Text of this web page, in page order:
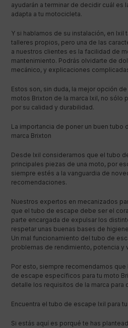
ayudarán a terminar de decidir cuál es
adapta a tu motocicleta.
Y si hablamos de su instalación, en
talleres propios, pero una de las
a nuestros clientes es la facilidad de
mantenimiento. Podrás olvidarte de
mecánico, y explicaciones
Estos son, sin duda, la mejor opción
motos Brixton de la marca Ixil, no sólo
por su calidad y durabilidad.
La importancia de poner un buen tubo
marca Brixton
Desde Ixil consideramos que el tubo
principales piezas de una moto, por
siempre estés a la vanguardia de
recomendaciones.
Nuestros expertos en mecanizados
que el tubo de escape debe ser el
parte encargada de expulsar los
respetar unas buenas bases de
Un mal funcionamiento del tubo de
problemas de rendimiento, potencia y
Por esto, siempre recomendamos
de escape específicos para tu moto
detalle los requisitos de la marca para
Encuentra el tubo de escape Ixil para
Si estás aquí es porqué te has